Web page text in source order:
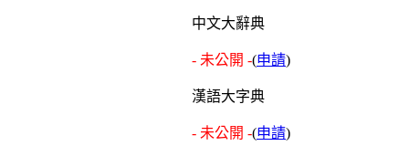
中文大辭典
- 未公開 -(申請)
漢語大字典
- 未公開 -(申請)